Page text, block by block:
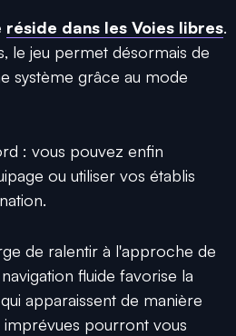
réside dans les Voies libres.
le jeu permet désormais de
système grâce au mode
: vous pouvez enfin
ou utiliser vos établis
de ralentir à l'approche de
fluide favorise la
apparaissent de manière
pourront vous